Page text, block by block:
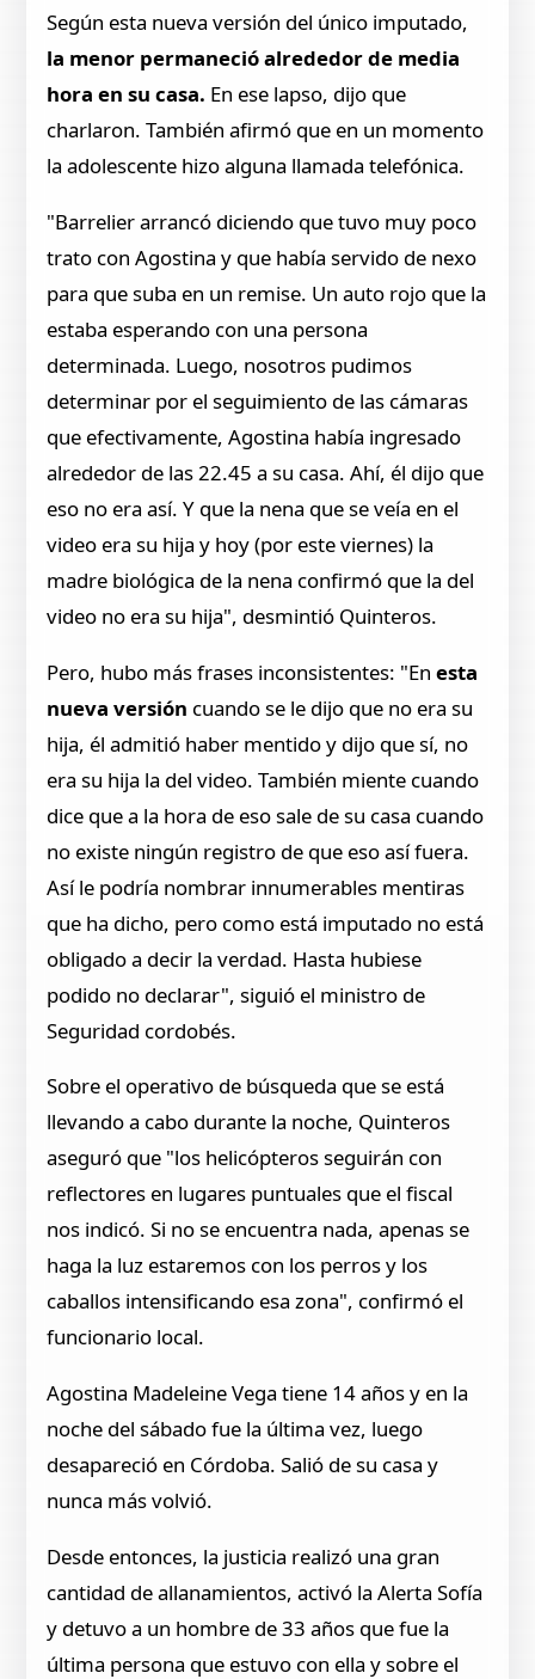
Según esta nueva versión del único imputado,
la menor permaneció alrededor de media
hora en su casa. En ese lapso, dijo que
charlaron. También afirmó que en un momento
la adolescente hizo alguna llamada telefónica.
"Barrelier arrancó diciendo que tuvo muy poco
trato con Agostina y que había servido de nexo
para que suba en un remise. Un auto rojo que la
estaba esperando con una persona
determinada. Luego, nosotros pudimos
determinar por el seguimiento de las cámaras
que efectivamente, Agostina había ingresado
alrededor de las 22.45 a su casa. Ahí, él dijo que
eso no era así. Y que la nena que se veía en el
video era su hija y hoy (por este viernes) la
madre biológica de la nena confirmó que la del
video no era su hija", desmintió Quinteros.
Pero, hubo más frases inconsistentes: "Enesta
nueva versión cuando se le dijo que no era su
hija, él admitió haber mentido y dijo que sí, no
era su hija la del video. También miente cuando
dice que a la hora de eso sale de su casa cuando
no existe ningún registro de que eso así fuera.
Así le podría nombrar innumerables mentiras
que ha dicho, pero como está imputado no está
obligado a decir la verdad. Hasta hubiese
podido no declarar", siguió el ministro de
Seguridad cordobés.
Sobre el operativo de búsqueda que se está
llevando a cabo durante la noche, Quinteros
aseguró que "los helicópteros seguirán con
reflectores en lugares puntuales que el fiscal
nos indicó. Si no se encuentra nada, apenas se
haga la luz estaremos con los perros y los
caballos intensificando esa zona", confirmó el
funcionario local.
Agostina Madeleine Vega tiene 14 años y en la
noche del sábado fue la última vez, luego
desapareció en Córdoba. Salió de su casa y
nunca más volvió.
Desde entonces, la justicia realizó una gran
cantidad de allanamientos, activó la Alerta Sofía
y detuvo a un hombre de 33 años que fue la
última persona que estuvo con ella y sobre el